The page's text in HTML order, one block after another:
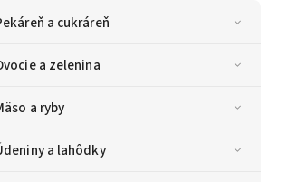
a cukráreň
a zelenina
a ryby
a lahôdky